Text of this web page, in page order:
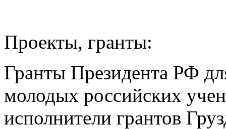
Проекты, гранты:
Гранты Президента РФ
молодых российских
исполнители грантов